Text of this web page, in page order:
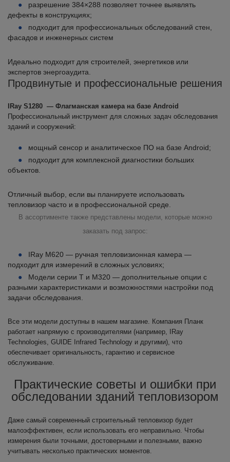
разрешение 384×288 позволяет точнее выявлять
дефекты в конструкциях;
подходит для профессиональных обследований стен,
фасадов и инженерных систем
Идеально подходит для строителей, энергетиков или
экспертов энергоаудита.
Продвинутые и профессиональные решения
IRay S1280 — Флагманская камера на базе Android
Профессиональный инструмент для сложных задач обследования
зданий и сооружений:
мощный сенсор и аналитическое ПО на базе Android;
подходит для комплексной диагностики больших
объектов.
Отличный выбор, если вы планируете использовать
тепловизор часто и в профессиональной среде.
В ассортименте также представлены модели, которые можно
заказать под запрос:
IRay M620 — ручная тепловизионная камера —
подходит для измерений в сложных условиях;
Модели серии T и M320 — дополнительные опции с
разными характеристиками и возможностями настройки под
задачи обследования.
Все эти модели доступны в нашем магазине. Компания Планк
работает напрямую с производителями (например, IRay
Technologies, GUIDE Infrared Technology и другими), что
обеспечивает оригинальность, гарантию и сервисное
обслуживание.
Практические советы и ошибки при
обследовании зданий тепловизором
Даже самый современный строительный тепловизор будет
малоэффективен, если использовать его неправильно. Чтобы
измерения были точными, достоверными и полезными, важно
учитывать несколько практических моментов.